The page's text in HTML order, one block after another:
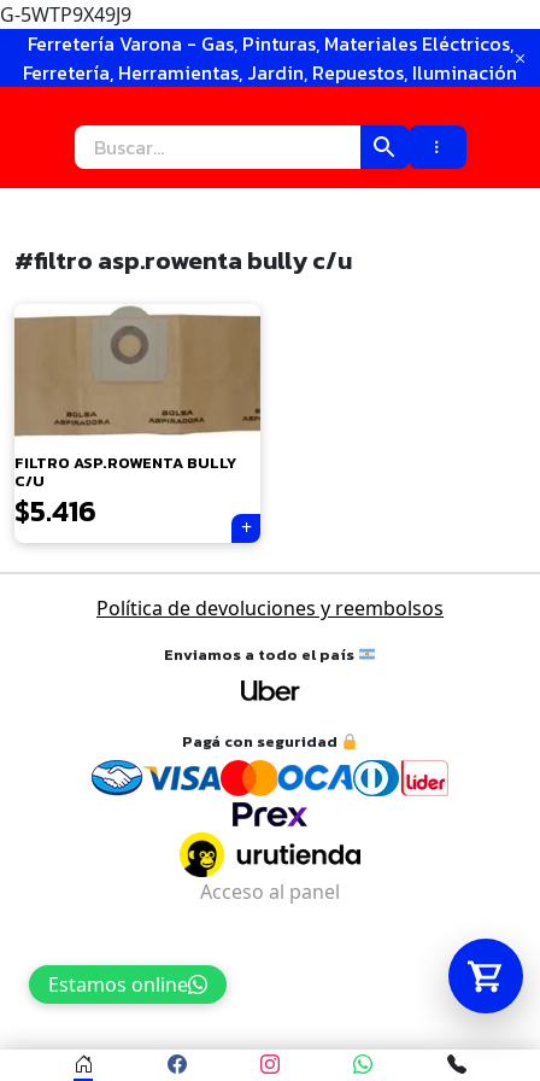
G-5WTP9X49J9
Ferretería Varona - Gas, Pinturas, Materiales Eléctricos,
Ferretería, Herramientas, Jardin, Repuestos, Iluminación
#filtro asp.rowenta bully c/u
FILTRO ASP.ROWENTA BULLY
C/U
$5.416
Política de devoluciones y reembolsos
Enviamos a todo el país
Pagá con seguridad
Estamos online
Acceso al panel
Tu carrito está vacío.
Agregá un producto y aparecerá acá